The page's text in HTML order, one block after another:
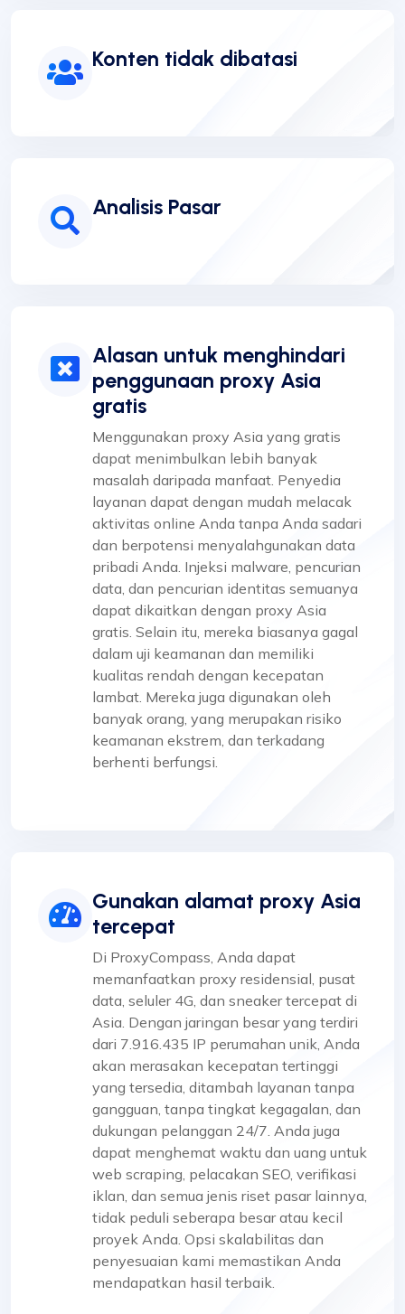
Konten tidak dibatasi
Analisis Pasar
Alasan untuk menghindari
penggunaan proxy Asia
gratis
Menggunakan proxy Asia yang gratis
dapat menimbulkan lebih banyak
masalah daripada manfaat. Penyedia
layanan dapat dengan mudah melacak
aktivitas online Anda tanpa Anda sadari
dan berpotensi menyalahgunakan data
pribadi Anda. Injeksi malware, pencurian
data, dan pencurian identitas semuanya
dapat dikaitkan dengan proxy Asia
gratis. Selain itu, mereka biasanya gagal
dalam uji keamanan dan memiliki
kualitas rendah dengan kecepatan
lambat. Mereka juga digunakan oleh
banyak orang, yang merupakan risiko
keamanan ekstrem, dan terkadang
berhenti berfungsi.
Gunakan alamat proxy Asia
tercepat
Di ProxyCompass, Anda dapat
memanfaatkan proxy residensial, pusat
data, seluler 4G, dan sneaker tercepat di
Asia. Dengan jaringan besar yang terdiri
dari 7.916.435 IP perumahan unik, Anda
akan merasakan kecepatan tertinggi
yang tersedia, ditambah layanan tanpa
gangguan, tanpa tingkat kegagalan, dan
dukungan pelanggan 24/7. Anda juga
dapat menghemat waktu dan uang untuk
web scraping, pelacakan SEO, verifikasi
iklan, dan semua jenis riset pasar lainnya,
tidak peduli seberapa besar atau kecil
proyek Anda. Opsi skalabilitas dan
penyesuaian kami memastikan Anda
mendapatkan hasil terbaik.